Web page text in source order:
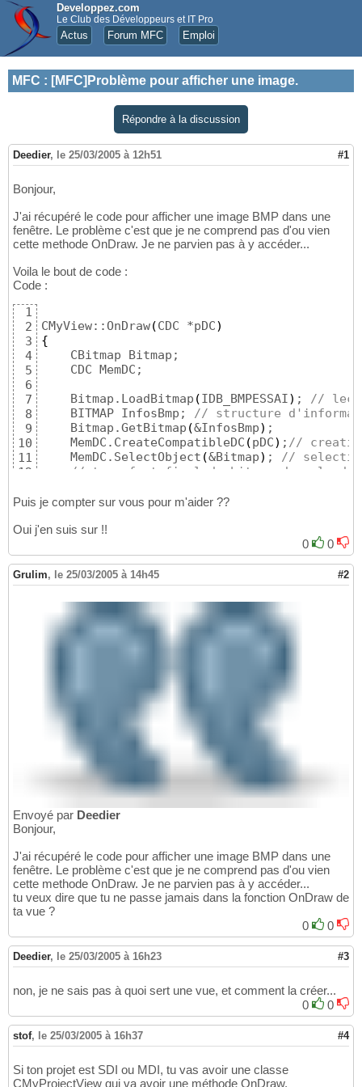
Developpez.com
Le Club des Développeurs et IT Pro
Actus Forum MFC Emploi
MFC : [MFC]Problème pour afficher une image.
Répondre à la discussion
Deedier, le 25/03/2005 à 12h51 #1
Bonjour,
J'ai récupéré le code pour afficher une image BMP dans une
fenêtre. Le problème c'est que je ne comprend pas d'ou vien
cette methode OnDraw. Je ne parvien pas à y accéder...
Voila le bout de code :
Code :
1
2
3
4
5
6
7
8
9
10
11
12
14
16
CMyView::OnDraw(CDC *pDC)
{
    CBitmap Bitmap;
    CDC MemDC;
    Bitmap.LoadBitmap
(IDB_BMPESSAI) ; //
    BITMAP InfosBmp;
// structure
    Bitmap.GetBitmap
(&InfosBmp) ;
    MemDC.CreateCompatibleDC
(pDC) ; //
    MemDC.SelectObject
(&Bitmap) ; // selection
// transfert final du bitmap dans le dc
                     &MemDC,
                     SRCCOPY
Puis je compter sur vous pour m'aider ??
Oui j'en suis sur !!
0
0
Grulim, le 25/03/2005 à 14h45 #2
Envoyé par Deedier
Bonjour,
J'ai récupéré le code pour afficher une image BMP dans une
fenêtre. Le problème c'est que je ne comprend pas d'ou vien
cette methode OnDraw. Je ne parvien pas à y accéder...
tu veux dire que tu ne passe jamais dans la fonction OnDraw de
ta vue ?
0
0
Deedier, le 25/03/2005 à 16h23 #3
non, je ne sais pas à quoi sert une vue, et comment la créer...
0
0
stof, le 25/03/2005 à 16h37 #4
Si ton projet est SDI ou MDI, tu vas avoir une classe
CMyProjectView qui va avoir une méthode OnDraw.